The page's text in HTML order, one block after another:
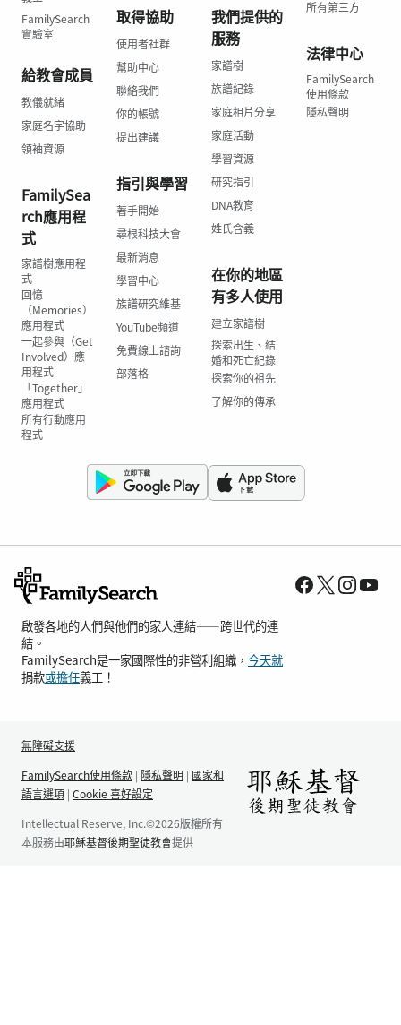
FamilySearch
實驗室
給教會成員
教儀就緒
家庭名字協助
領袖資源
FamilySea
rch應用程
式
家譜樹應用程
式
回憶
（Memories）
應用程式
一起參與（Get
Involved）應
用程式
「Together」
應用程式
所有行動應用
程式
取得協助
使用者社群
幫助中心
聯絡我們
你的帳號
提出建議
指引與學習
著手開始
尋根科技大會
最新消息
學習中心
族譜研究維基
YouTube頻道
免費線上諮詢
部落格
我們提供的
服務
家譜樹
族譜紀錄
家庭相片分享
家庭活動
學習資源
研究指引
DNA教育
姓氏含義
在你的地區
有多人使用
建立家譜樹
探索出生、結
婚和死亡紀錄
探索你的祖先
了解你的傳承
所有第三方
法律中心
FamilySearch
使用條款
隱私聲明
啟發各地的人們與他們的家人連結——跨世代的連
結。
FamilySearch是一家國際性的非營利組織， 今天就
捐款或擔任義工！
無障礙支援
FamilySearch使用條款 | 隱私聲明 | 國家和
語言選項 | Cookie 喜好設定
Intellectual Reserve, Inc.©2026版權所有
本服務由耶穌基督後期聖徒教會提供